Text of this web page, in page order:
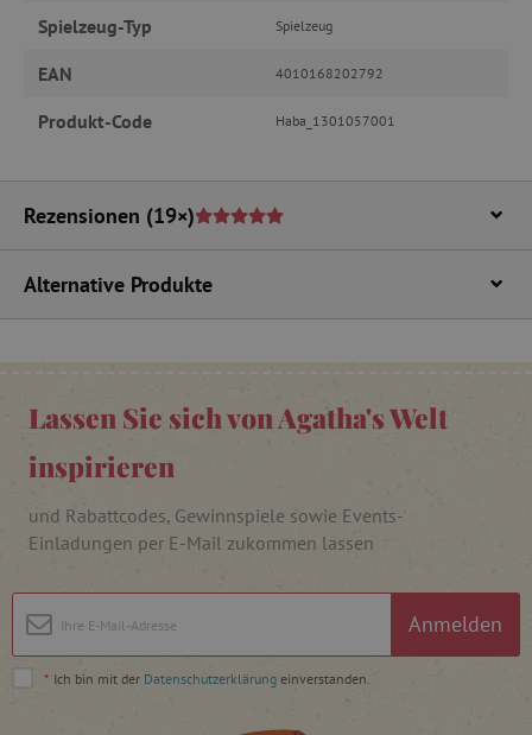
Spielzeug-Typ Spielzeug
EAN 4010168202792
Produkt-Code Haba_1301057001
Rezensionen (19×)
Alternative Produkte
Lassen Sie sich von Agatha's Welt
inspirieren
und Rabattcodes, Gewinnspiele sowie Events-
Einladungen per E-Mail zukommen lassen
Anmelden
* Ich bin mit der Datenschutzerklärung einverstanden.
.ct.pinterest.com
cjConsent
_lb_ccc .agathaswelt.de